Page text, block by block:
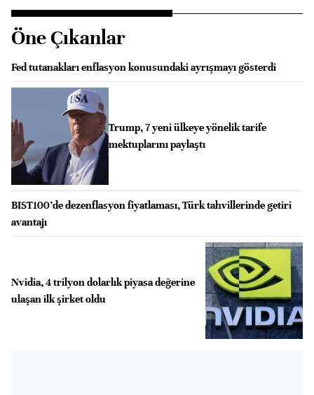
Öne Çıkanlar
Fed tutanakları enflasyon konusundaki ayrışmayı gösterdi
Trump, 7 yeni ülkeye yönelik tarife
mektuplarını paylaştı
BIST100’de dezenflasyon fiyatlaması, Türk tahvillerinde getiri
avantajı
Nvidia, 4 trilyon dolarlık piyasa değerine
ulaşan ilk şirket oldu